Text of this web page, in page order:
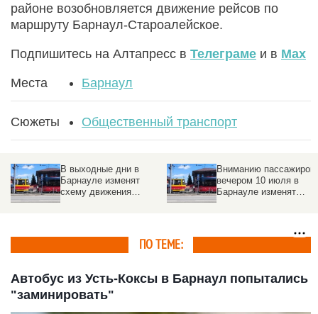
районе возобновляется движение рейсов по
маршруту Барнаул-Староалейское.
Подпишитесь на Алтапресс в Телеграме и в Max
Места Барнаул
Сюжеты Общественный транспорт
В выходные дни в
Барнауле изменят
схему движения
Вниманию пассажиров:
вечером 10 июля в
Барнауле изменят
ПО ТЕМЕ:
Автобус из Усть-Коксы в Барнаул попытались
"заминировать"